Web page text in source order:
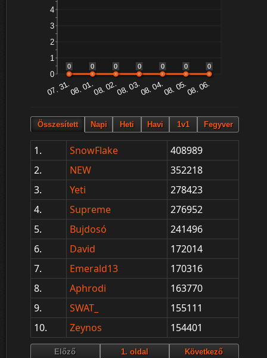
1. SnowFlake
408989
2.
NEW
352218
3.
Yeti
278423
4.
Supreme
276952
5.
Bujdosó
241496
6.
David
172014
7.
Emerald13
170316
8.
Aphrodi
163770
9.
SWAT_
155111
10.
Zeynos 154401